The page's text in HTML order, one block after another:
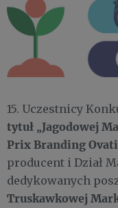
15. Uczestnicy
tytuł „Jagodowej
Prix Branding
producent i Dział
dedykowanych
Truskawkowej